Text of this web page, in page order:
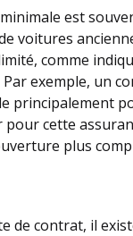
est
voitures
comme
Par exemple, un
principalement
cette
plus
de contrat, il